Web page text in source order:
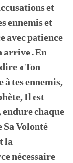
et
ennemis et
avec patience
arrive. En
« Ton
à tes ennemis,
Il est
chaque
Sa Volonté
la
nécessaire